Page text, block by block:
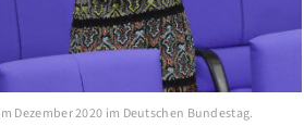
Dezember 2020 im Deutschen Bundestag.